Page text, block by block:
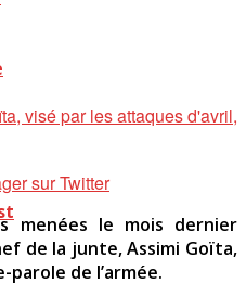
visé par les attaques d'avril,
sur Twitter
menées le mois dernier
de la junte, Assimi Goïta,
de l’armée.